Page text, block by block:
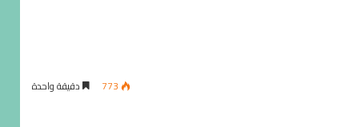
773 دقيقة واحدة